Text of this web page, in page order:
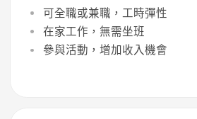
可全職或兼職，工時彈性
在家工作，無需坐班
參與活動，增加收入機會